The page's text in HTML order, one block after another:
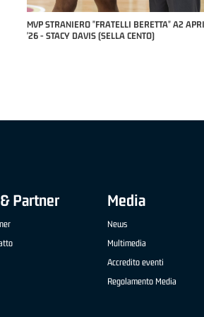
MVP "FRATELLI BERETTA" SAMUEL DILAS B
NAZIONALE APRILE '26 - MARCO RESTELLI (TAV
Partner Media
News
Multimedia
Accredito eventi
Regolamento Media